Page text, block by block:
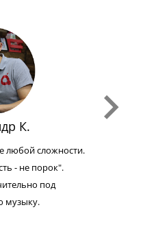
К.
любой сложности.
- не порок".
под
музыку.